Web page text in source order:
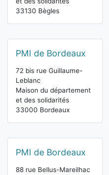
33130 Bègles
PMI de Bordeaux
72 bis rue Guillaume-
Leblanc
Maison du département
et des solidarités
33000 Bordeaux
PMI de Bordeaux
88 rue Bellus-Mareilhac